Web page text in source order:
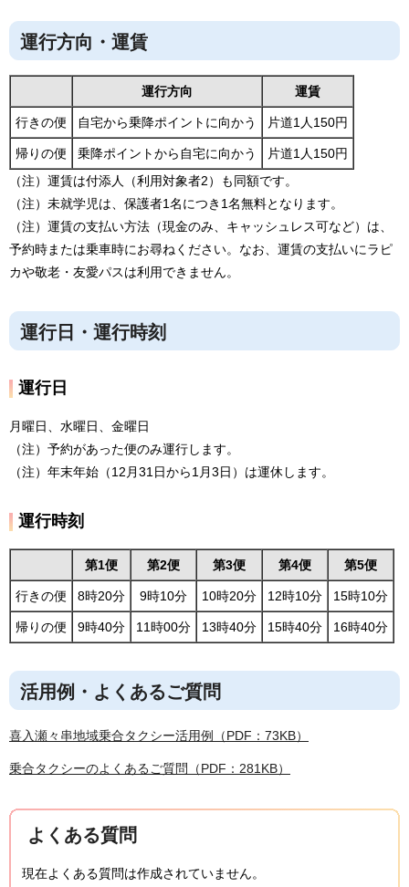
運行方向・運賃
運行方向 運賃
行きの便 自宅から乗降ポイントに向かう 片道1人150円
帰りの便 乗降ポイントから自宅に向かう
片道1人150円
（注）運賃は付添人（利用対象者2）も同額です。
（注）未就学児は、保護者1名につき1名無料となります。
（注）運賃の支払い方法（現金のみ、キャッシュレス可など）は、
予約時または乗車時にお尋ねください。なお、運賃の支払いにラピ
カや敬老・友愛パスは利用できません。
運行日・運行時刻
運行日
月曜日、水曜日、金曜日
（注）予約があった便のみ運行します。
（注）年末年始（12月31日から1月3日）は運休します。
運行時刻
第1便 第2便 第3便 第4便 第5便
行きの便 8時20分 9時10分 10時20分 12時10分 15時10分
帰りの便 9時40分 11時00分 13時40分 15時40分 16時40分
活用例・よくあるご質問
喜入瀬々串地域乗合タクシー活用例（PDF：73KB）
乗合タクシーのよくあるご質問（PDF：281KB）
よくある質問
現在よくある質問は作成されていません。